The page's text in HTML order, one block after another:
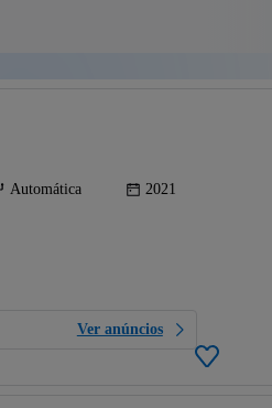
Automática 2021
Ver anúncios